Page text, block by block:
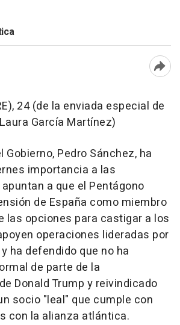
24 (de la enviada especial de
Laura García Martínez)
Gobierno, Pedro Sánchez, ha
importancia a las
a que el Pentágono
de España como miembro
las opciones para castigar a los
operaciones lideradas por
ha defendido que no ha
de parte de la
Donald Trump y reivindicado
socio "leal" que cumple con
con la alianza atlántica.